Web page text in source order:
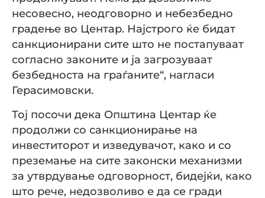
несовесно, неодговорно и небезбедно
градење во Центар. Најстрого ќе бидат
санкционирани сите што не постапуваат
согласно законите и ја загрозуваат
безбедноста на граѓаните“, нагласи
Герасимовски.
Тој посочи дека Општина Центар ќе
продолжи со санкционирање на
инвеститорот и изведувачот, како и со
преземање на сите законски механизми
за утврдување одговорност, бидејќи, како
што рече, недозволиво е да се гради